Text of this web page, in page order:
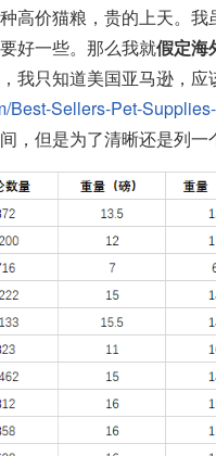
高价猫粮，贵的上天。
好一些。那么我就假定海
我只知道美国亚马逊，
Best-Sellers-Pet-
，但是为了清晰还是列一